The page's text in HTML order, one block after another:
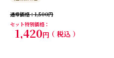
通常価格
1,500
セット特別価格
1,420 税込